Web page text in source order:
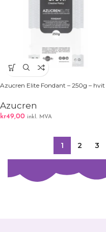
Azucren Elite Fondant – 250g – hvit
Azucren
kr49,00 inkl. MVA
1 2 3